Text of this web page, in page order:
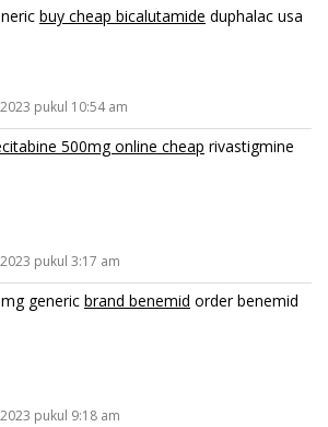
buy cheap bicalutamide duphalac usa
pukul 10:54 am
500mg online cheap rivastigmine
pukul 3:17 am
generic brand benemid order benemid
pukul 9:18 am